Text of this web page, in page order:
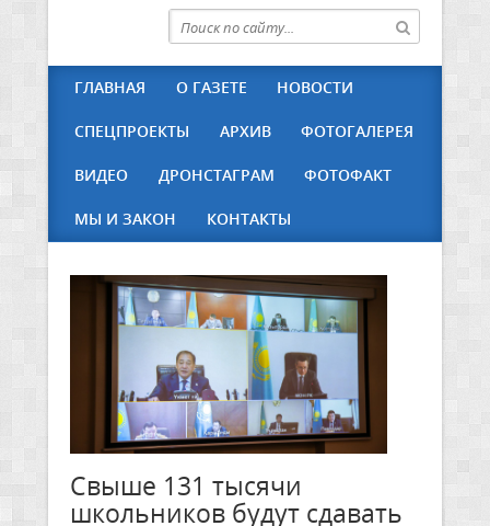
ГЛАВНАЯ О ГАЗЕТЕ НОВОСТИ
СПЕЦПРОЕКТЫ АРХИВ ФОТОГАЛЕРЕЯ
ВИДЕО ДРОНСТАГРАМ ФОТОФАКТ
МЫ И ЗАКОН КОНТАКТЫ
Свыше 131 тысячи
школьников будут сдавать